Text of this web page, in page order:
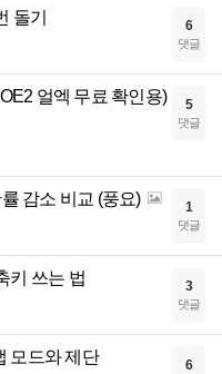
돌기 6
댓글
얼엑 무료 확인용) 5
댓글
감소 비교 (풍요) 1
댓글
키 쓰는 법 3
댓글
모드와 제단 6